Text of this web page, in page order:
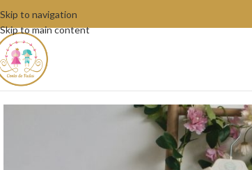
Skip to navigation
Skip to main content